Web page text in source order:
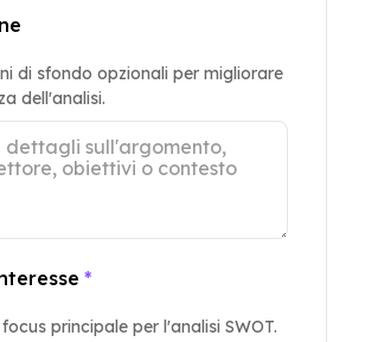
di sfondo opzionali per migliorare
dell'analisi.
*
principale per l'analisi SWOT.